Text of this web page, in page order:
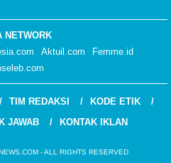
NETWORK
Aktuil.com
Femme.id
TIM REDAKSI
KODE ETIK
JAWAB KONTAK IKLAN
- ALL RIGHTS RESERVED